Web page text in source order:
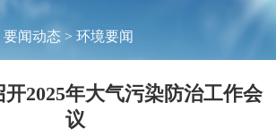
要闻动态 > 环境要闻
2025年大气污染防治工作会
议